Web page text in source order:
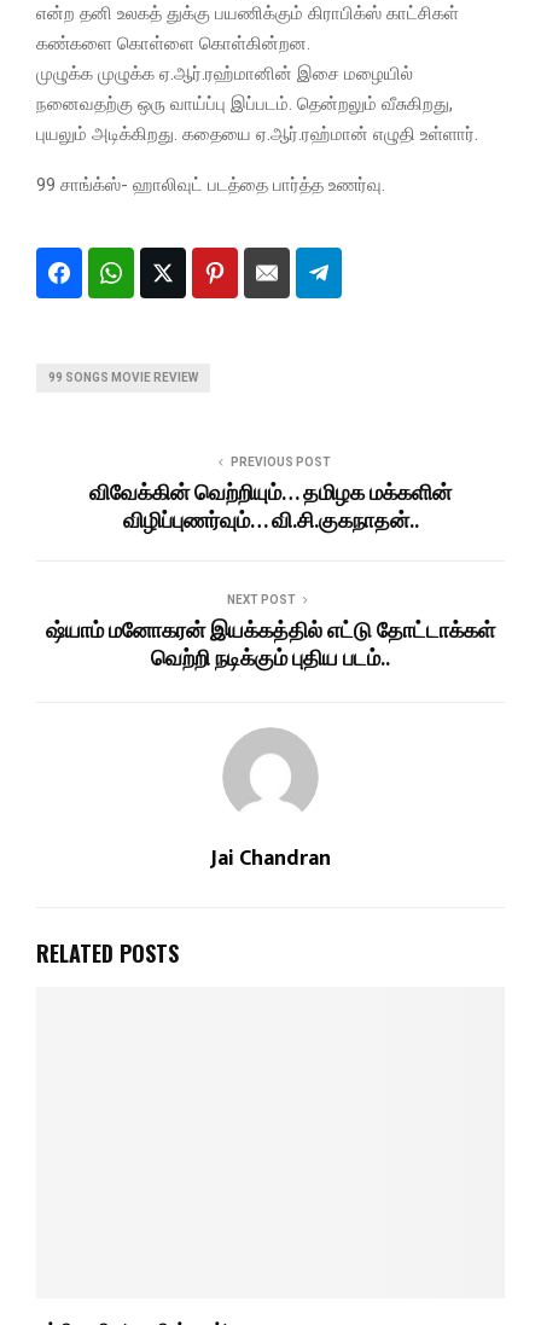
என்ற தனி உலகத் துக்கு பயணிக்கும் கிராபிக்ஸ் காட்சிகள்
கண்களை கொள்ளை கொள்கின்றன.
முழுக்க முழுக்க ஏ.ஆர்.ரஹ்மானின் இசை மழையில்
நனைவதற்கு ஒரு வாய்ப்பு இப்படம். தென்றலும் வீசுகிறது,
புயலும் அடிக்கிறது. கதையை ஏ.ஆர்.ரஹ்மான் எழுதி உள்ளார்.
99 சாங்க்ஸ்- ஹாலிவுட் படத்தை பார்த்த உணர்வு.
99 SONGS MOVIE REVIEW
PREVIOUS POST
விவேக்கின் வெற்றியும்… தமிழக மக்களின்
விழிப்புணர்வும்… வி.சி.குகநாதன்..
NEXT POST
ஷ்யாம் மனோகரன் இயக்கத்தில் எட்டு தோட்டாக்கள்
வெற்றி நடிக்கும் புதிய படம்..
Jai Chandran
RELATED POSTS